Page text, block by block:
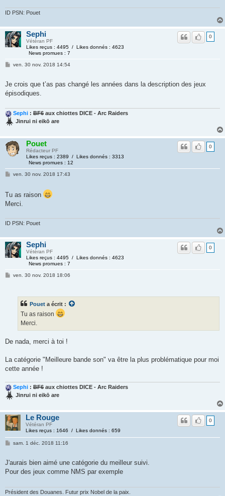
ID PSN: Pouet
Sephi
Vétéran PF
Likes reçus : 4495 / Likes donnés : 4623
News promues : 7
0
ven. 30 nov. 2018 14:54
Je crois que t’as pas changé les années dans la description des jeux
épisodiques.
Sephi : BF6 aux chiottes DICE - Arc Raiders
Jinrui ni eikō are
Pouet
Rédacteur PF
Likes reçus : 2389 / Likes donnés : 3313
News promues : 12
0
ven. 30 nov. 2018 17:43
Tu as raison
Merci.
ID PSN: Pouet
Sephi
Vétéran PF
Likes reçus : 4495 / Likes donnés : 4623
News promues : 7
0
ven. 30 nov. 2018 18:06
Pouet a écrit :
Tu as raison
Merci.
De nada, merci à toi !
La catégorie "Meilleure bande son" va être la plus problématique pour moi
cette année !
Sephi : BF6 aux chiottes DICE - Arc Raiders
Jinrui ni eikō are
Le Rouge
Vétéran PF
Likes reçus : 1646 / Likes donnés : 659
0
sam. 1 déc. 2018 11:16
J'aurais bien aimé une catégorie du meilleur suivi.
Pour des jeux comme NMS par exemple
Président des Douanes. Futur prix Nobel de la paix.